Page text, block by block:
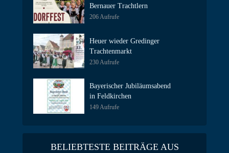
Bernauer Trachtlern
206 Aufrufe
Heuer wieder Gredinger
Trachtenmarkt
230 Aufrufe
Bayerischer Jubiläumsabend
in Feldkirchen
149 Aufrufe
BELIEBTESTE BEITRÄGE AUS